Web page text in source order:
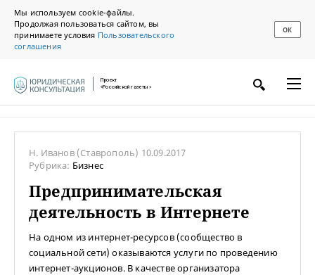
Мы используем cookie-файлы.
Продолжая пользоваться сайтом, вы
принимаете условия Пользовательского
соглашения
ОК
Проект
«Российской газеты»
Н. Иванов (Ставрополь) 10.09.2017
Рубрика: Бизнес
Предпринимательская
деятельность в Интернете
На одном из интернет-ресурсов (сообщество в
социальной сети) оказываются услуги по проведению
интернет-аукционов. В качестве организатора